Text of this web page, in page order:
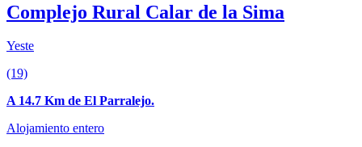
Complejo Rural Calar de la Sima
Yeste
(19)
A 14.7 Km de El Parralejo.
Alojamiento entero